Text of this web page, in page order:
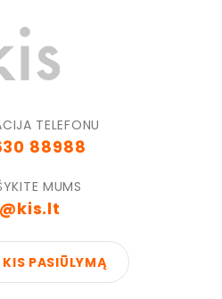
TELEFONU
88988
MUMS
PASIŪLYMĄ